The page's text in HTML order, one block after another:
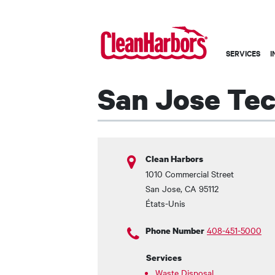
Main
French
SERVICES
San Jose
Clean Harbors
1010 Commercial Street
San Jose, CA 95112
États-Unis
Phone Number 408-451-5000
Services
Waste Disposal